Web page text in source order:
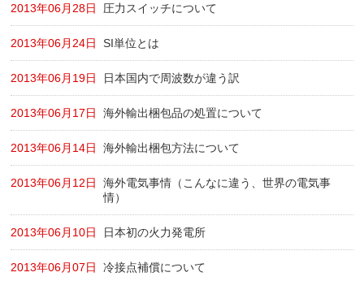
2013年06月28日 圧力スイッチについて
2013年06月24日 SI単位とは
2013年06月19日 日本国内で周波数が違う訳
2013年06月17日 海外輸出梱包品の処置について
2013年06月14日 海外輸出梱包方法について
2013年06月12日
海外電気事情（こんなに違う、世界の電気事
情）
2013年06月10日 日本初の火力発電所
2013年06月07日 冷接点補償について